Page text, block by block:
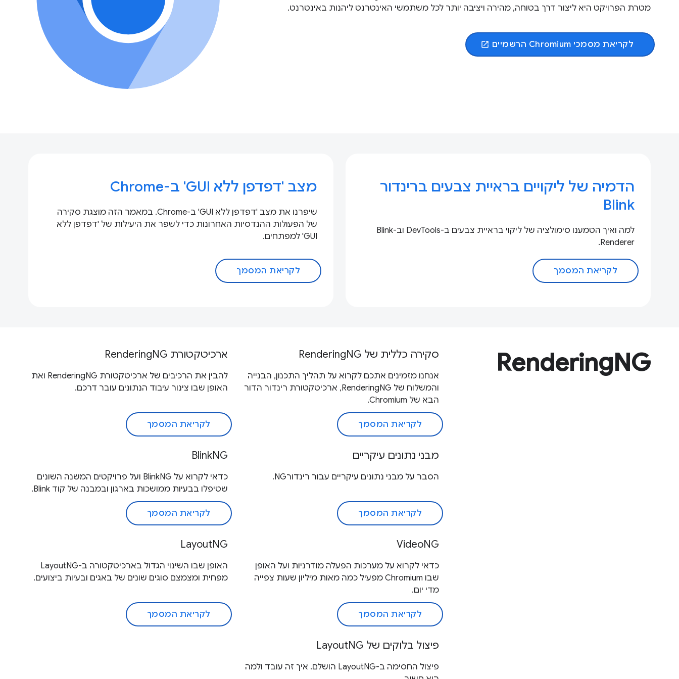
מטרת הפרויקט היא ליצור דרך בטוחה, מהירה ויציבה יותר לכל משתמשי האינטרנט ליהנות באינטרנט.
לקריאת מסמכי Chromium הרשמיים open_in_new
הדמיה של ליקויים בראיית צבעים ברינדור
Blink
למה ואיך הטמענו סימולציה של ליקוי בראיית צבעים ב-DevTools וב-Blink
Renderer.
לקריאת המסמך
מצב 'דפדפן ללא GUI' ב-Chrome
שיפרנו את מצב 'דפדפן ללא GUI' ב-Chrome. במאמר הזה מוצגת סקירה
של הפעולות ההנדסיות האחרונות כדי לשפר את היעילות של 'דפדפן ללא
GUI' למפתחים.
לקריאת המסמך
RenderingNG סקירה כללית של RenderingNG
אנחנו מזמינים אתכם לקרוא על תהליך התכנון, הבנייה
והמשלוח של RenderingNG, ארכיטקטורת רינדור הדור
הבא של Chromium.
לקריאת המסמך
ארכיטקטורת RenderingNG
להבין את הרכיבים של ארכיטקטורת RenderingNG ואת
האופן שבו צינור עיבוד הנתונים עובר דרכם.
לקריאת המסמך
מבני נתונים עיקריים
הסבר על מבני נתונים עיקריים עבור רינדורNG.
לקריאת המסמך
BlinkNG
כדאי לקרוא על BlinkNG ועל פרויקטים המשנה השונים
שטיפלו בבעיות ממושכות בארגון ובמבנה של קוד Blink.
לקריאת המסמך
VideoNG
כדאי לקרוא על מערכות הפעלה מודרניות ועל האופן
שבו Chromium מפעיל כמה מאות מיליון שעות צפייה
מדי יום.
לקריאת המסמך
LayoutNG
האופן שבו השינוי הגדול בארכיטקטורה ב-LayoutNG
מפחית ומצמצם סוגים שונים של באגים ובעיות ביצועים.
לקריאת המסמך
פיצול בלוקים של LayoutNG
פיצול החסימה ב-LayoutNG הושלם. איך זה עובד ולמה